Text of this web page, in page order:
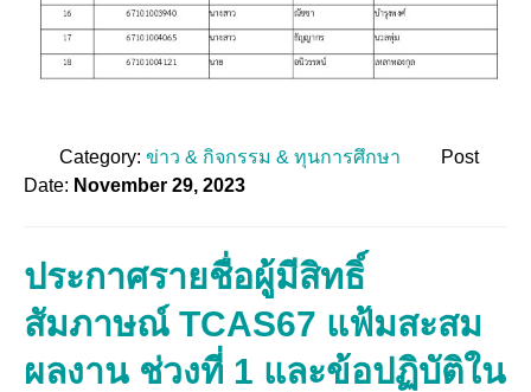
Category: ข่าว & กิจกรรม & ทุนการศึกษา
Post
Date: November 29, 2023
ประกาศรายชื่อผู้มีสิทธิ์
สัมภาษณ์ TCAS67 แฟ้มสะสม
ผลงาน ช่วงที่ 1 และข้อปฏิบัติใน